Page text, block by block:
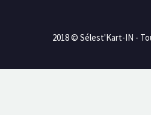
2018 © Sélest'Kart-IN -